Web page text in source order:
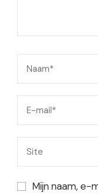
Mijn naam, e-